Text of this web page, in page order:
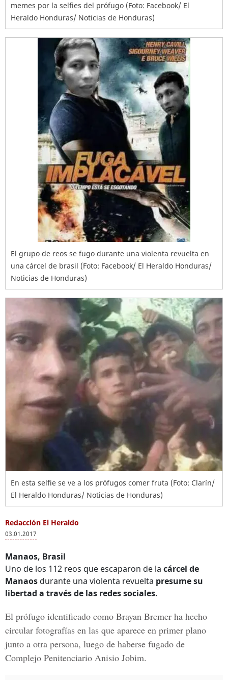
memes por la selfies del prófugo (Foto: Facebook/ El
Heraldo Honduras/ Noticias de Honduras)
El grupo de reos se fugo durante una violenta revuelta en
una cárcel de brasil (Foto: Facebook/ El Heraldo Honduras/
Noticias de Honduras)
En esta selfie se ve a los prófugos comer fruta (Foto: Clarín/
El Heraldo Honduras/ Noticias de Honduras)
Redacción El Heraldo
03.01.2017
Manaos, Brasil
Uno de los 112 reos que escaparon de la cárcel de
Manaosdurante una violenta revuelta presume su
libertad a través de las redes sociales.
El prófugo identificado como Brayan Bremer ha hecho
circular fotografías en las que aparece en primer plano
junto a otra persona, luego de haberse fugado de
Complejo Penitenciario Anisio Jobim.